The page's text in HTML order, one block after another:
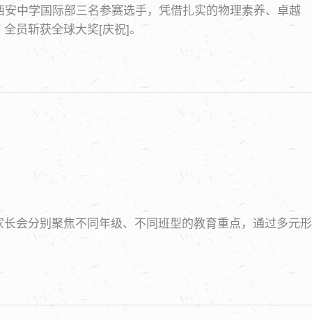
中学国际部三名参赛选手，凭借扎实的物理素养、卓越
员斩获全球大奖[庆祝]。
会分别聚焦不同年级、不同班型的教育重点，通过多元形